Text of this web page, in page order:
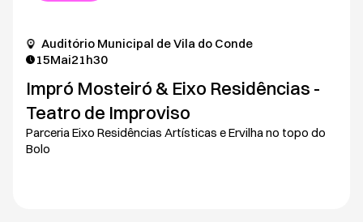
Auditório Municipal de Vila do Conde
15Mai21h30
Impró Mosteiró & Eixo Residências -
Teatro de Improviso
Parceria Eixo Residências Artísticas e Ervilha no topo do
Bolo